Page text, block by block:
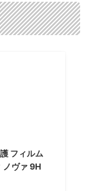
フィルム
ヴァ 9H